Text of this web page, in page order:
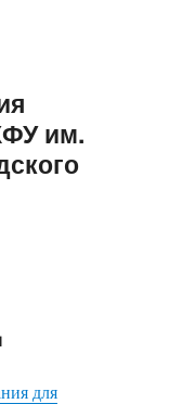
им.
для